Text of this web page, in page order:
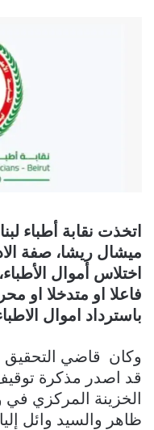
‏اتخذت نقابة أطباء
ميشال ريشا، ‏صفة
اختلاس أموال
فاعلا او متدخلا او
باسترداد اموال
وكان قاضي
قد اصدر مذكرة
الخزينة المركزي في
ظاهر‏ والسيد وائل